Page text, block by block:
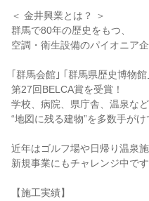
＜ 金井興業とは？ ＞
群馬で80年の歴史をもつ、
空調・衛生設備のパイオニア企
｢群馬会館｣ ｢群馬県歴史博物
第27回BELCA賞を受賞！
学校、病院、県庁舎、温泉な
“地図に残る建物”を多数手がけ
近年はゴルフ場や日帰り温泉
新規事業にもチャレンジ中です
【施工実績】